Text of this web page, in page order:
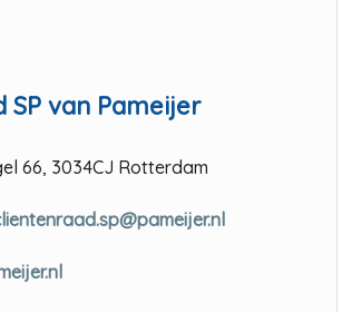
SP van Pameijer
66, 3034CJ Rotterdam